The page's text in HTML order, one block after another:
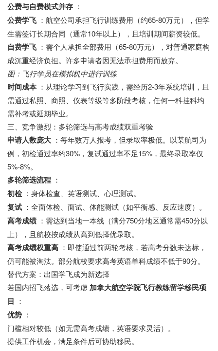
公费与自费模式并存 ：
公费学飞 ：航空公司承担飞行训练费用（约65-80万元），但学
生需签订长期合同（通常10年以上），且培训期间薪资较低。
自费学飞 ：需个人承担全部费用（65-80万元），对普通家庭构
成沉重经济负担。许多申请者因无法承担费用而放弃。
图：飞行学员在模拟机中进行训练
时间成本 ：从理论学习到飞行实践，需经历2-3年系统培训，且
需通过私照、商照、仪表等级等多阶段考核，任何一科挂科均
需补考或延期毕业。
三、竞争激烈：多轮筛选与高考成绩双重考验
申请人数庞大 ：每年数万人报考，但录取率极低。以某航司为
例，初检通过率约30%，复试通过率不足15%，最终录取率仅
5%-8%。
多轮筛选流程 ：
初检 ：身体检查、英语测试、心理测试。
复试 ：全面体检、面试、体能测试（如平衡感、反应速度）。
高考成绩 ：需达到当地一本线（满分750分地区通常需450分以
上），且航校按成绩从高到低择优录取。
高考成绩权重高 ：即使通过前两轮考核，若高考分数未达标，
仍可能被淘汰。部分航校要求高考英语单科成绩不低于90分。
替代方案：出国学飞成为新选择
若国内招飞落选，可考虑 加拿大航空学院飞行教练留学移民项
目 ：
优势 ：
门槛相对较低（如无需高考成绩，英语要求灵活）。
提供工作机会，满足条件后可协助移民。